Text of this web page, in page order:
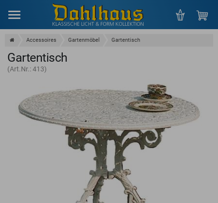
Accessoires Gartenmöbel Gartentisch
Gartentisch
(Art.Nr.: 413)